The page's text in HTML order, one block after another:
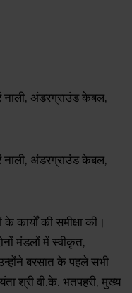
की समीक्षा की।
मंडलों में स्वीकृत,
बरसात के पहले सभी
श्री वी.के. भतपहरी, मुख्य